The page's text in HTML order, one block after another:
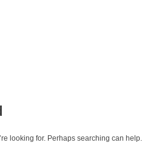
looking for. Perhaps searching can help.